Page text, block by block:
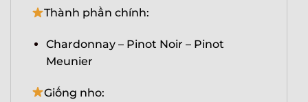
Thành phần chính:
Chardonnay – Pinot Noir – Pinot
Meunier
Giống nho: